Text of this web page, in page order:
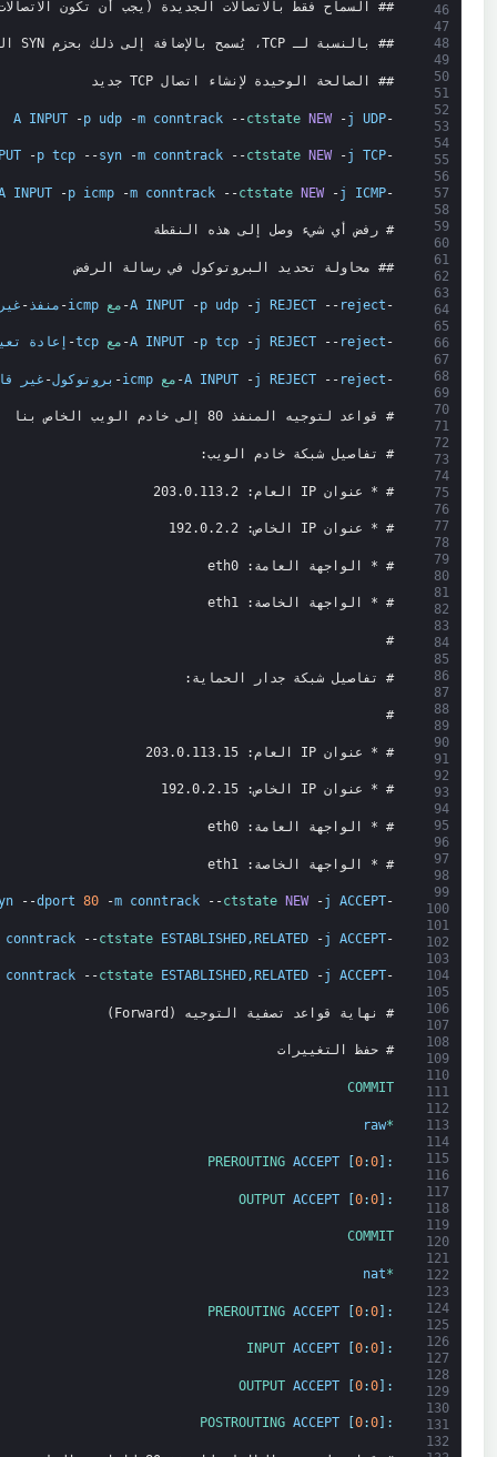
46
47
48
49
50
51
52
53
54
55
56
57
58
59
60
61
62
63
64
65
66
67
68
69
70
71
72
73
74
75
76
77
78
79
80
81
82
83
84
85
86
87
88
89
90
91
92
93
94
95
96
97
98
99
100
101
102
103
104
105
106
107
108
109
110
111
112
113
114
115
116
117
118
119
120
121
122
123
124
125
126
127
128
129
130
131
132
## السماح فقط بالاتصالات الجديدة (يجب أن تكون
## بالنسبة لـ TCP، يُسمح بالإضافة إلى ذلك بحزم SYN الجديدة فقط لأنها الطريقة
## الصالحة الوحيدة لإنشاء اتصال TCP جديد
-
A INPUT -p udp -m conntrack --ctstate NEW -j UDP
-
-p tcp --syn -m conntrack --ctstate NEW -j TCP
-
INPUT -p icmp -m conntrack --ctstate NEW -j ICMP
# رفض أي شيء وصل إلى هذه النقطة
## محاولة تحديد البروتوكول في رسالة الرفض
-
A INPUT -p udp -j REJECT -- reject
- مع icmp
- منفذ -
-
A INPUT -p tcp -j REJECT -- reject
- مع tcp
- إعادة
-
A INPUT -j REJECT -- reject
- مع icmp
- بروتوكول- غير
# قواعد لتوجيه المنفذ 80 إلى خادم الويب الخاص بنا
# تفاصيل شبكة خادم الويب:
# * عنوان IP العام: 203.0.113.2
# * عنوان IP الخاص: 192.0.2.2
# * الواجهة العامة: eth0
# * الواجهة الخاصة: eth1
#
# تفاصيل شبكة جدار الحماية:
#
# * عنوان IP العام: 203.0.113.15
# * عنوان IP الخاص: 192.0.2.15
# * الواجهة العامة: eth0
# * الواجهة الخاصة: eth1
-
--dport 80 -m conntrack --ctstate NEW -j ACCEPT
-
conntrack --ctstate ESTABLISHED ,RELATED -j ACCEPT
-
conntrack --ctstate ESTABLISHED, RELATED -j ACCEPT
# نهاية قواعد تصفية التوجيه (Forward)
# حفظ التغييرات
COMMIT
*
raw
:
PREROUTING ACCEPT [0:0
:
OUTPUT ACCEPT [0:0]
COMMIT
*
nat
:
PREROUTING ACCEPT [0:0]
:
INPUT ACCEPT [0:0
:
OUTPUT ACCEPT [0:0]
:
POSTROUTING ACCEPT [0:0